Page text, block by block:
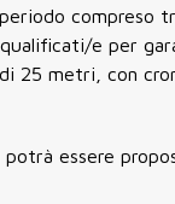
compreso
e per
25 metri, con
essere